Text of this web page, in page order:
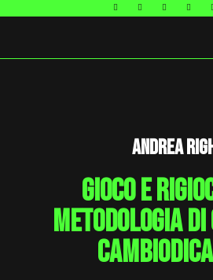
Andrea
Gioco e
metodologia